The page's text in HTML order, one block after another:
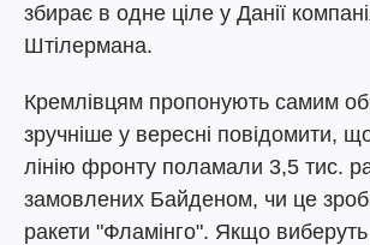
збирає в одне ціле у Данії
Штілермана.
Кремлівцям пропонують самим
зручніше у вересні повідомити,
лінію фронту поламали 3,5 тис.
замовлених Байденом, чи це
ракети "Фламінго". Якщо